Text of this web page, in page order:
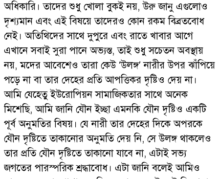
অধিকারি। তাদের শুধু খোলা বুকই নয়, উরু জানু এগুলোও
দৃশ্যমান এবং এই বিষয়ে তাদেরও কোন রকম বিব্রতবোধ
নেই। অতিথিদের সাথে দুপুরে এবং রাতে খাবার আগে
এখানে সবাই সুরা পানে অভ্যস্ত, তাই শুধু সচেতন অবস্থায়
নয়, মদের আবেশেও তারা কেউ ‘উলঙ্গ’ নারীর উপর ঝাঁপিয়ে
পড়ে না বা তার দেহের প্রতি আপত্তিকর দৃষ্টিও দেয় না।
আমি যেহেতু ইউরোপিয়ন সামাজিকতার সাথে অনেক
মিশেছি, আমি জানি যৌন ইচ্ছা এমনকি যৌন দৃষ্টিও একটি
পূর্ব অনুমতির বিষয়। যে নারী তার দেহের দিকে অপরকে
যৌন দৃষ্টিতে তাকানোর অনুমতি দেয় নি, সে উলঙ্গ থাকলেও
তার প্রতি যৌন দৃষ্টিতে তাকানো যাবে না, এটাই সভ্য
জগতের পারস্পরিক শ্রদ্ধাবোধ। এটা জানি বলেই আমিও